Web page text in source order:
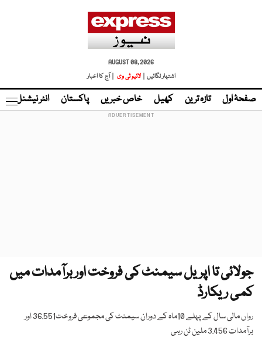
AUGUST 08, 2026
اشتہار لگائیں |
لائیو ٹی وی | آج کا اخبار
صفحۂ اول تازہ ترین کھیل خاص خبریں پاکستان انٹر نیشنل
جولائی تا اپریل سیمنٹ کی فروخت اور برآمدات میں
کمی ریکارڈ
رواں مالی سال کے پہلے 10ماہ کے دوران سیمنٹ کی مجموعی فروخت36.551 اور
برآمدات 3.456 ملین ٹن رہی